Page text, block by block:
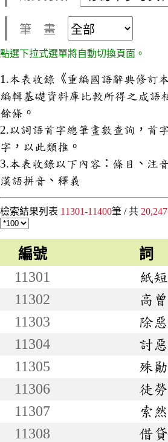
筆 畫
點選下拉式選單將自動切換頁面。
1.本表收錄《重編國語辭典修訂
編輯基礎資料庫比較所得之成語
餘條。
2.以詞語首字總筆畫數查詢，首
字，以此類推。
3.本表收錄以下內容：條目、注
漢語拼音、釋義
檢索結果列表 11301-11400筆 / 共 20,247
編號
詞
11301
紙
11302
高
11303
除
11304
討
11305
殊
11306
徒
11307
索
11308
借